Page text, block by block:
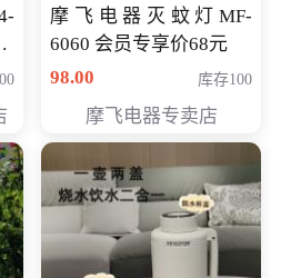
摩飞电器灭蚊灯MF-
6060 会员专享价68元
98.00
库存100
摩飞电器专卖店